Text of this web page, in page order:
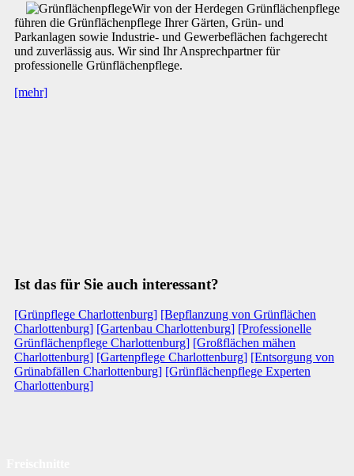
Wir von der Herdegen Grünflächenpflege
führen die Grünflächenpflege Ihrer Gärten, Grün- und
Parkanlagen sowie Industrie- und Gewerbeflächen fachgerecht
und zuverlässig aus. Wir sind Ihr Ansprechpartner für
professionelle Grünflächenpflege.
[mehr]
Ist das für Sie auch interessant?
[Grünpflege Charlottenburg] [Bepflanzung von Grünflächen
Charlottenburg] [Gartenbau Charlottenburg] [Professionelle
Grünflächenpflege Charlottenburg] [Großflächen mähen
Charlottenburg] [Gartenpflege Charlottenburg] [Entsorgung von
Grünabfällen Charlottenburg] [Grünflächenpflege Experten
Charlottenburg]